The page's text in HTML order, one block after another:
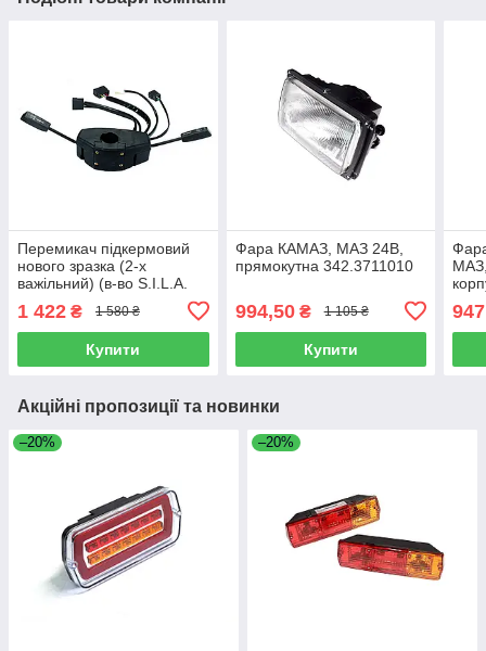
Перемикач підкермовий
нового зразка (2-х
важільний) (в-во S.I.L.A.
1 422 ₴ 1 580 ₴
Купити
Фара КАМАЗ, МАЗ 24В,
прямокутна 342.3711010
994,50₴ 1 105 ₴
Купити
Акційні пропозиції та новинки
–20% –20%